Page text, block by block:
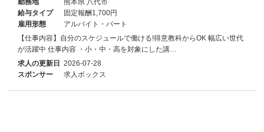
給与タイプ
固定報酬1,700円
雇用形態
アルバイト・パート
【仕事内容】自分のスケジュールで働ける!得意教科からOK 幅広い世代
が活躍中 仕事内容 ・小・中・高を対象にした講…
求人の更新日 2026-07-28
スポンサー
求人ボックス